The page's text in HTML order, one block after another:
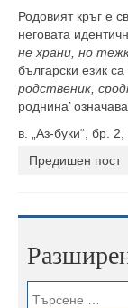
Родовият кръг е
неговата
не храни, но
български език
родственик,
роднина’
в. „Аз-буки“, бр.
Предишен пост